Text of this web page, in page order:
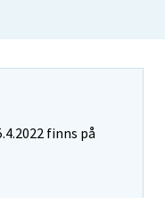
finns på